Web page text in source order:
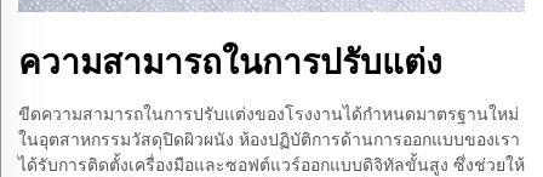
ความสามารถในการปรับแต่ง
ขีดความสามารถในการปรับแต่งของโรงงานได้กำหนดมาตรฐานใหม่
ในอุตสาหกรรมวัสดุปิดผิวผนัง ห้องปฏิบัติการด้านการออกแบบของเรา
ได้รับการติดตั้งเครื่องมือและซอฟต์แวร์ออกแบบดิจิทัลขั้นสูง ซึ่งช่วยให้